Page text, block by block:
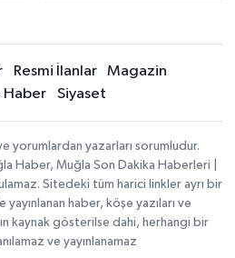
Resmi İlanlar
Magazin
Haber
Siyaset
yorumlardan yazarları sorumludur.
Haber, Muğla Son Dakika Haberleri |
Sitedeki tüm harici linkler ayrı bir
yayınlanan haber, köşe yazıları ve
kaynak gösterilse dahi, herhangi bir
ve yayınlanamaz